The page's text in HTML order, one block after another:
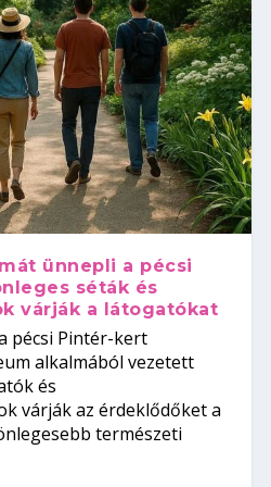
ünnepli a pécsi
séták és
várják a látogatókat
pécsi Pintér-kert
alkalmából vezetett
és
várják az érdeklődőket a
természeti